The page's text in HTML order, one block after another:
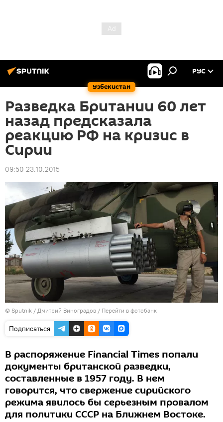
Узбекистан
РУС
Разведка Британии 60 лет
назад предсказала
реакцию РФ на кризис в
Сирии
09:50 23.10.2015
© Sputnik / Дмитрий Виноградов / Перейти в фотобанк
Подписаться
В распоряжение Financial Times попали
документы британской разведки,
составленные в 1957 году. В нем
говорится, что свержение сирийского
режима явилось бы серьезным провалом
для политики СССР на Ближнем Востоке.